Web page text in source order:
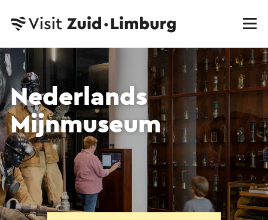
Nederlands
Mijnmuseum